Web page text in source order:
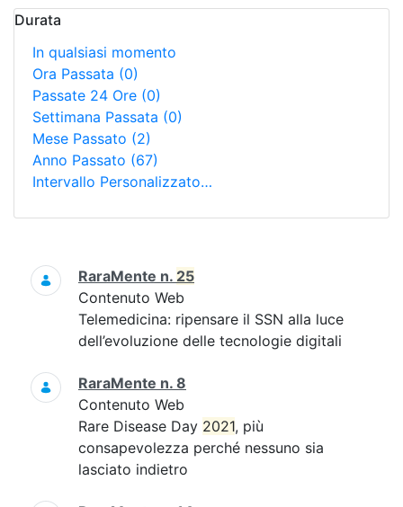
Durata
In qualsiasi momento
Ora Passata (0)
Passate 24 Ore (0)
Settimana Passata (0)
Mese Passato (2)
Anno Passato (67)
Intervallo Personalizzato…
Ricerca
RaraMente n. 25
Contenuto Web
Telemedicina: ripensare il SSN alla luce
dell’evoluzione delle tecnologie digitali
RaraMente n. 8
Contenuto Web
Rare Disease Day 2021, più
consapevolezza perché nessuno sia
lasciato indietro